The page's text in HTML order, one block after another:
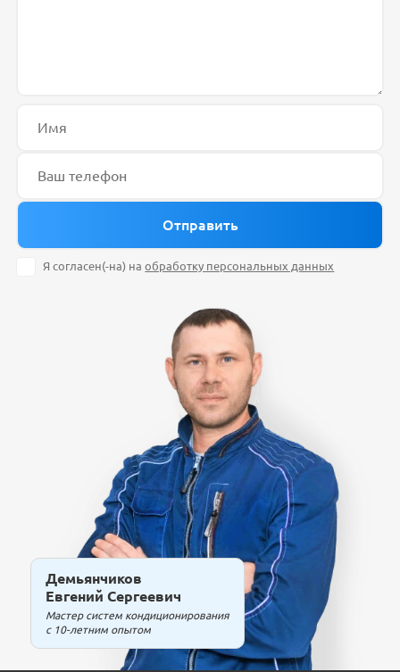
Я согласен(-на) наобработку персональных данных
Демьянчиков
Евгений Сергеевич
Мастер систем кондиционирования
с 10-летним опытом